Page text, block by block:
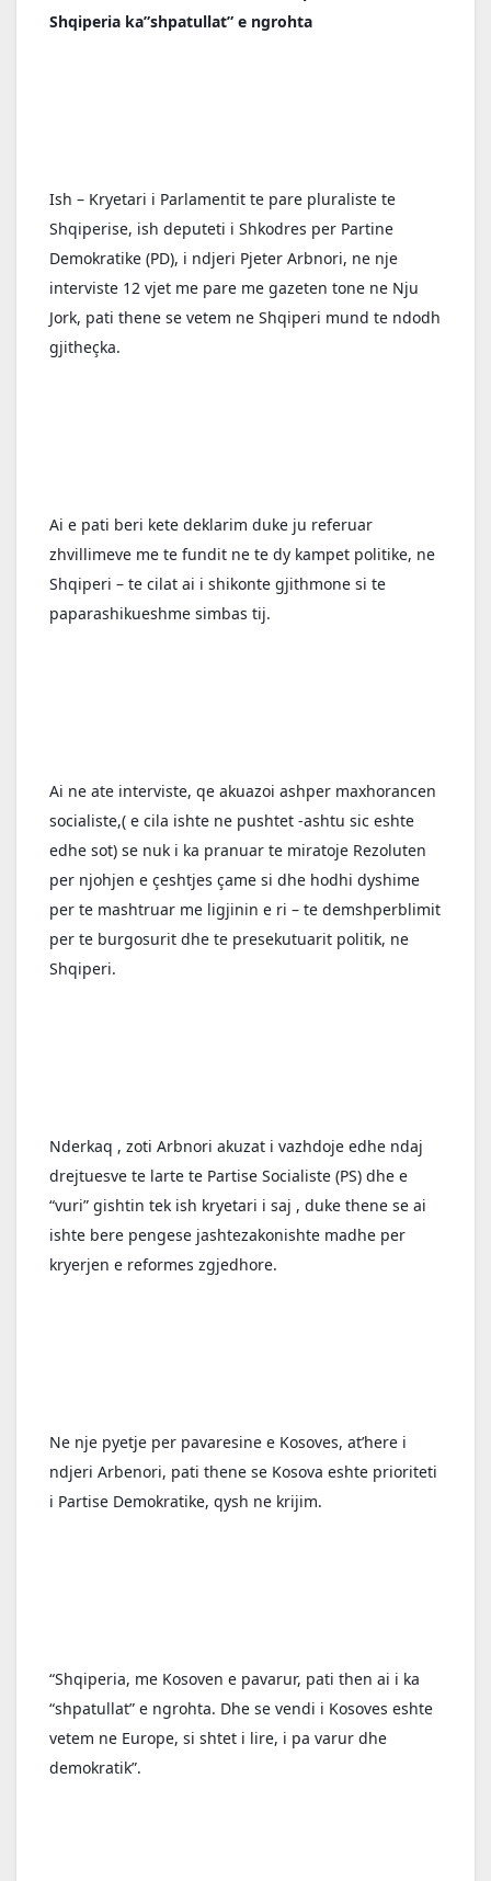
Shqiperia ka”shpatullat” e ngrohta
Ish – Kryetari i Parlamentit te pare pluraliste te
Shqiperise, ish deputeti i Shkodres per Partine
Demokratike (PD), i ndjeri Pjeter Arbnori, ne nje
interviste 12 vjet me pare me gazeten tone ne Nju
Jork, pati thene se vetem ne Shqiperi mund te ndodh
gjitheçka.
Ai e pati beri kete deklarim duke ju referuar
zhvillimeve me te fundit ne te dy kampet politike, ne
Shqiperi – te cilat ai i shikonte gjithmone si te
paparashikueshme simbas tij.
Ai ne ate interviste, qe akuazoi ashper maxhorancen
socialiste,( e cila ishte ne pushtet -ashtu sic eshte
edhe sot) se nuk i ka pranuar te miratoje Rezoluten
per njohjen e çeshtjes çame si dhe hodhi dyshime
per te mashtruar me ligjinin e ri – te demshperblimit
per te burgosurit dhe te presekutuarit politik, ne
Shqiperi.
Nderkaq , zoti Arbnori akuzat i vazhdoje edhe ndaj
drejtuesve te larte te Partise Socialiste (PS) dhe e
“vuri” gishtin tek ish kryetari i saj , duke thene se ai
ishte bere pengese jashtezakonishte madhe per
kryerjen e reformes zgjedhore.
Ne nje pyetje per pavaresine e Kosoves, at’here i
ndjeri Arbenori, pati thene se Kosova eshte prioriteti
i Partise Demokratike, qysh ne krijim.
“Shqiperia, me Kosoven e pavarur, pati then ai i ka
“shpatullat” e ngrohta. Dhe se vendi i Kosoves eshte
vetem ne Europe, si shtet i lire, i pa varur dhe
demokratik”.